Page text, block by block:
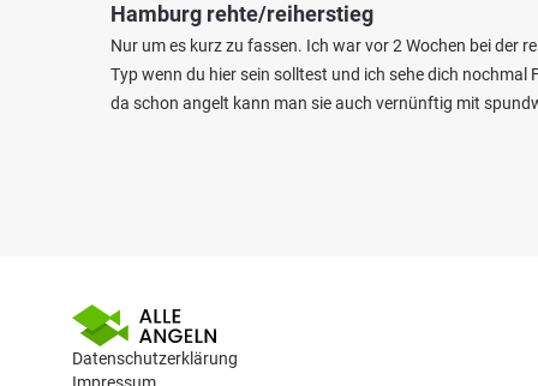
Hamburg rehte/reiherstieg
Nur um es kurz zu fassen. Ich war vor 2 Wochen bei der
Typ wenn du hier sein solltest und ich sehe dich
da schon angelt kann man sie auch vernünftig mit
Datenschutzerklärung